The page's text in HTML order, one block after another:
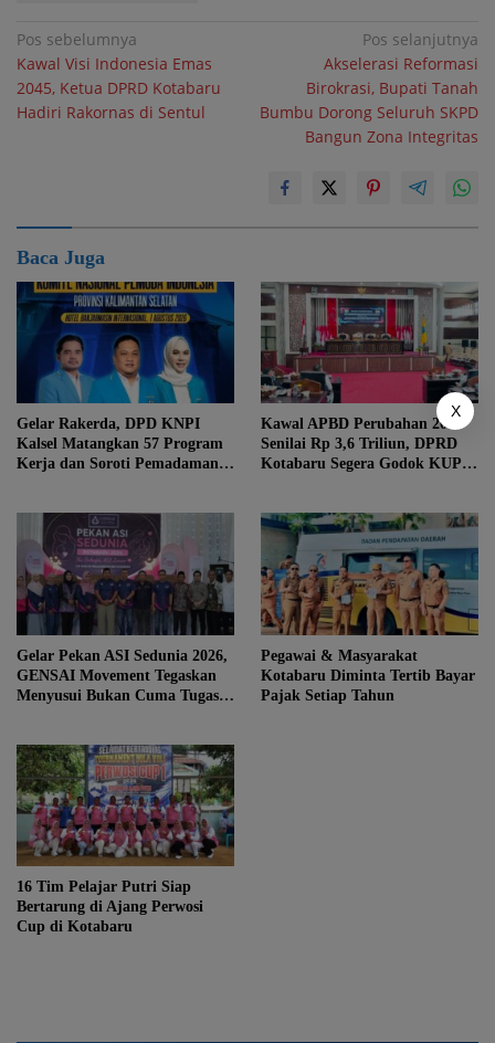
Navigasi
pos
Pos sebelumnya
Kawal Visi Indonesia Emas
2045, Ketua DPRD Kotabaru
Hadiri Rakornas di Sentul
Pos selanjutnya
Akselerasi Reformasi
Birokrasi, Bupati Tanah
Bumbu Dorong Seluruh SKPD
Bangun Zona Integritas
Baca Juga
Gelar Rakerda, DPD KNPI
Kalsel Matangkan 57 Program
Kerja dan Soroti Pemadaman
Kawal APBD Perubahan 2026
Senilai Rp 3,6 Triliun, DPRD
Kotabaru Segera Godok KUPA-
Gelar Pekan ASI Sedunia 2026,
GENSAI Movement Tegaskan
Menyusui Bukan Cuma Tugas
Pegawai & Masyarakat
Kotabaru Diminta Tertib Bayar
Pajak Setiap Tahun
16 Tim Pelajar Putri Siap
Bertarung di Ajang Perwosi
Cup di Kotabaru
X